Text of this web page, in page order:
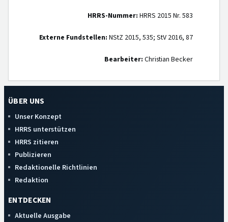
HRRS-Nummer: HRRS 2015 Nr. 583
Externe Fundstellen: NStZ 2015, 535; StV 2016, 87
Bearbeiter: Christian Becker
ÜBER UNS
Unser Konzept
HRRS unterstützen
HRRS zitieren
Publizieren
Redaktionelle Richtlinien
Redaktion
ENTDECKEN
Aktuelle Ausgabe